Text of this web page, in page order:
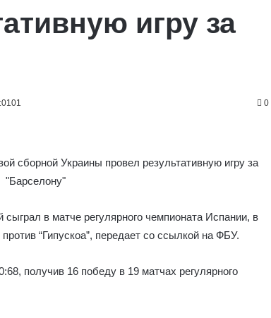
игру за
0
в матче регулярного чемпионата Испании, в
“Гипускоа”, передает со ссылкой на ФБУ.
получив 16 победу в 19 матчах регулярного
відновлення